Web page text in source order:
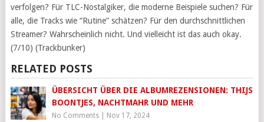
verfolgen? Für TLC-Nostalgiker, die moderne Beispiele suchen? Für
alle, die Tracks wie “Rutine” schätzen? Für den durchschnittlichen
Streamer? Wahrscheinlich nicht. Und vielleicht ist das auch okay.
(7/10) (Trackbunker)
RELATED POSTS
ÜBERSICHT ÜBER DIE ALBUMREZENSIONEN: THIJS
BOONTJES, NACHTMAHR UND MEHR
No Comments| Nov 17, 2024